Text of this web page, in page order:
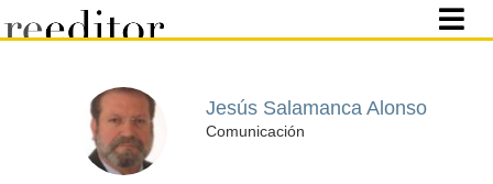
Jesús Salamanca Alonso
Comunicación